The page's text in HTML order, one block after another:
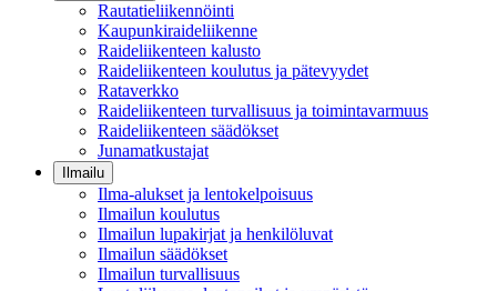
Rautatieliikennöinti
Kaupunkiraideliikenne
Raideliikenteen kalusto
Raideliikenteen koulutus ja pätevyydet
Rataverkko
Raideliikenteen turvallisuus ja toimintavarmuus
Raideliikenteen säädökset
Junamatkustajat
Ilmailu
Ilma-alukset ja lentokelpoisuus
Ilmailun koulutus
Ilmailun lupakirjat ja henkilöluvat
Ilmailun säädökset
Ilmailun turvallisuus